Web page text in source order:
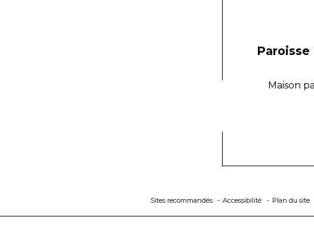
Paroisse
Maison
Sites recommandés Accessibilité Plan du site